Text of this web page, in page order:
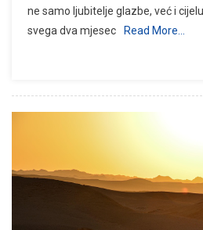
ne samo ljubitelje glazbe, već i
svega dva mjesec
Read More…